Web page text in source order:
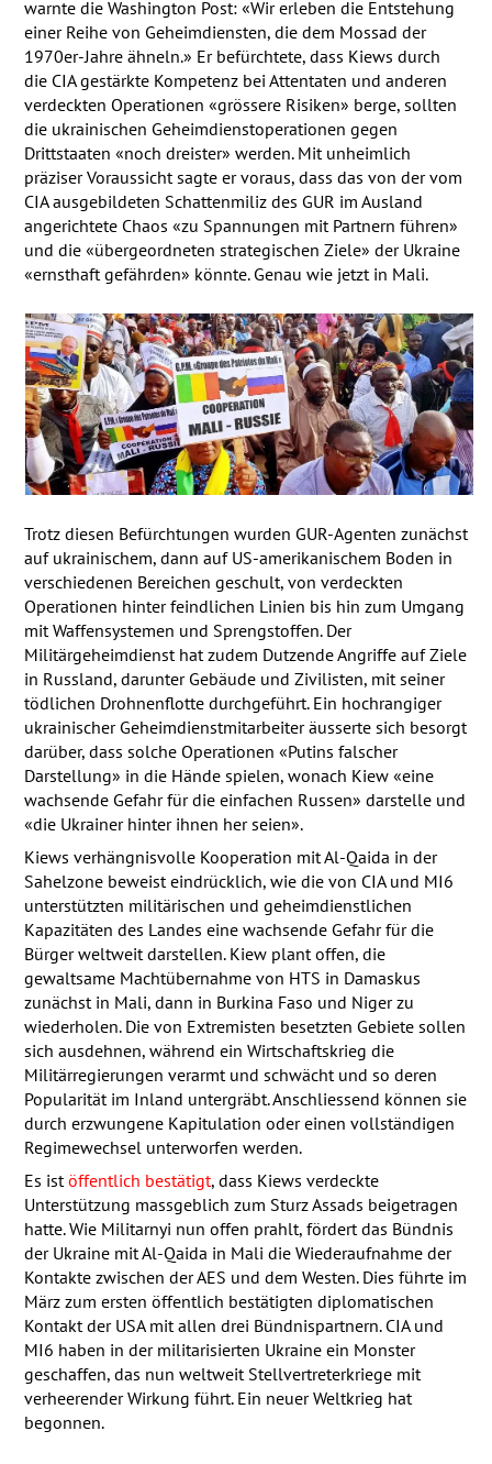
warnte die Washington Post: «Wir erleben die Entstehung
einer Reihe von Geheimdiensten, die dem Mossad der
1970er-Jahre ähneln.» Er befürchtete, dass Kiews durch
die CIAgestärkte Kompetenz bei Attentaten und anderen
verdeckten Operationen «grössere Risiken» berge, sollten
die ukrainischen Geheimdienstoperationen gegen
Drittstaaten «noch dreister» werden. Mit unheimlich
präziser Voraussicht sagte er voraus, dass das von der vom
CIAausgebildeten Schattenmiliz des GUR im Ausland
angerichtete Chaos «zu Spannungen mit Partnern führen»
und die «übergeordneten strategischen Ziele» der Ukraine
«ernsthaft gefährden» könnte. Genau wie jetzt in Mali.
Trotz diesen Befürchtungen wurden GUR-Agenten zunächst
auf ukrainischem, dann auf US-amerikanischem Boden in
verschiedenen Bereichen geschult, von verdeckten
Operationen hinter feindlichen Linien bis hin zum Umgang
mit Waffensystemen und Sprengstoffen. Der
Militärgeheimdienst hat zudem Dutzende Angriffe auf Ziele
in Russland, darunter Gebäude und Zivilisten, mit seiner
tödlichen Drohnenflotte durchgeführt. Ein hochrangiger
ukrainischer Geheimdienstmitarbeiter äusserte sich besorgt
darüber, dass solche Operationen «Putins falscher
Darstellung» in die Hände spielen, wonach Kiew «eine
wachsende Gefahr für die einfachen Russen» darstelle und
«die Ukrainer hinter ihnen her seien».
Kiews verhängnisvolle Kooperation mit Al-Qaida in der
Sahelzone beweist eindrücklich, wie die von CIAund MI6
unterstützten militärischen und geheimdienstlichen
Kapazitäten des Landes eine wachsende Gefahr für die
Bürger weltweit darstellen. Kiew plant offen, die
gewaltsame Machtübernahme von HTS in Damaskus
zunächst in Mali, dann in Burkina Faso und Niger zu
wiederholen. Die von Extremisten besetzten Gebiete sollen
sich ausdehnen, während ein Wirtschaftskrieg die
Militärregierungen verarmt und schwächt und so deren
Popularität im Inland untergräbt. Anschliessend können sie
durch erzwungene Kapitulation oder einen vollständigen
Regimewechsel unterworfen werden.
Es istöffentlich bestätigt, dass Kiews verdeckte
Unterstützung massgeblich zum Sturz Assads beigetragen
hatte. Wie Militarnyi nun offen prahlt, fördert das Bündnis
der Ukraine mit Al-Qaida in Mali die Wiederaufnahme der
Kontakte zwischen derAES und dem Westen. Dies führte im
März zum ersten öffentlich bestätigten diplomatischen
Kontakt der USAmit allen drei Bündnispartnern. CIAund
MI6 haben in der militarisierten Ukraine ein Monster
geschaffen, das nun weltweit Stellvertreterkriege mit
verheerender Wirkung führt. Ein neuer Weltkrieg hat
begonnen.